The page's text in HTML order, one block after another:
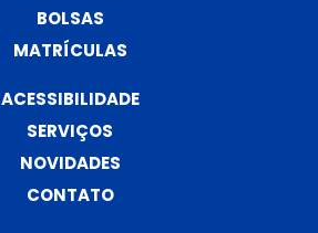
BOLSAS
MATRÍCULAS
ACESSIBILIDADE
SERVIÇOS
NOVIDADES
CONTATO